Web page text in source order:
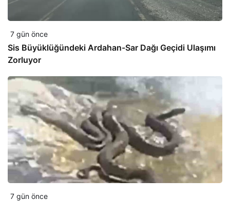
7 gün önce
Sis Büyüklüğündeki Ardahan-Sar Dağı Geçidi Ulaşımı
Zorluyor
7 gün önce